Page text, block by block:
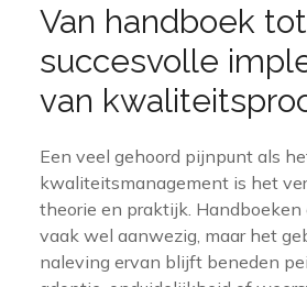
Van handboek
succesvolle
van
Een veel gehoord pijnpunt als
kwaliteitsmanagement is het
theorie en praktijk. Handboeken
vaak wel aanwezig, maar het
naleving ervan blijft beneden